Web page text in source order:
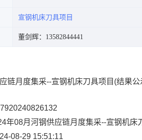
宣钢机床刀具项目
董剑辉：13582844441
链月度集采--宣钢机床刀具项目(结果公
年08月河钢供应链月度集采--宣钢机床
08-29 15:51:11